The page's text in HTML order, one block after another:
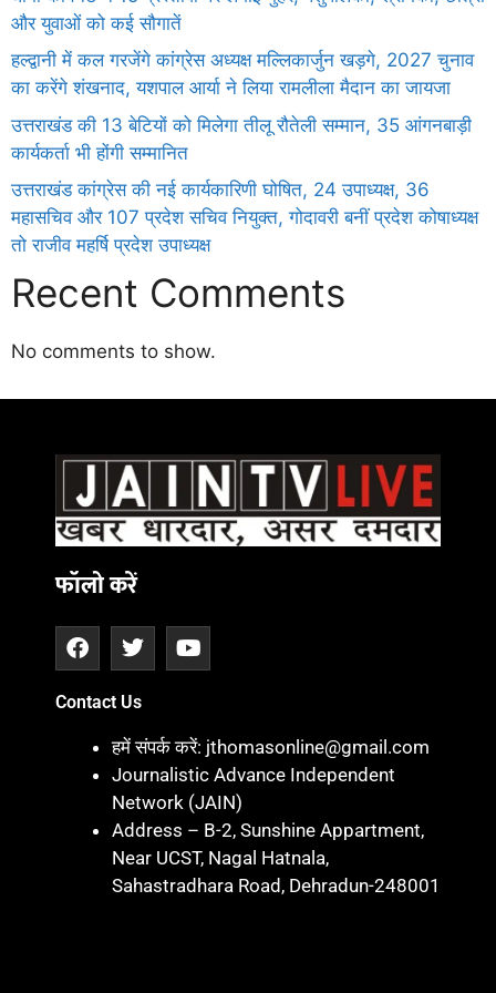
और युवाओं को कई सौगातें
हल्द्वानी में कल गरजेंगे कांग्रेस अध्यक्ष मल्लिकार्जुन खड़गे, 2027 चुनाव
का करेंगे शंखनाद, यशपाल आर्या ने लिया रामलीला मैदान का जायजा
उत्तराखंड की 13 बेटियों को मिलेगा तीलू रौतेली सम्मान, 35 आंगनबाड़ी
कार्यकर्ता भी होंगी सम्मानित
उत्तराखंड कांग्रेस की नई कार्यकारिणी घोषित, 24 उपाध्यक्ष, 36
महासचिव और 107 प्रदेश सचिव नियुक्त, गोदावरी बनीं प्रदेश कोषाध्यक्ष
तो राजीव महर्षि प्रदेश उपाध्यक्ष
Recent Comments
No comments to show.
फॉलो करें
Contact Us
हमें संपर्क करें: jthomasonline@gmail.com
Journalistic Advance Independent
Network (JAIN)
Address – B-2, Sunshine Appartment,
Near UCST, Nagal Hatnala,
Sahastradhara Road, Dehradun-248001